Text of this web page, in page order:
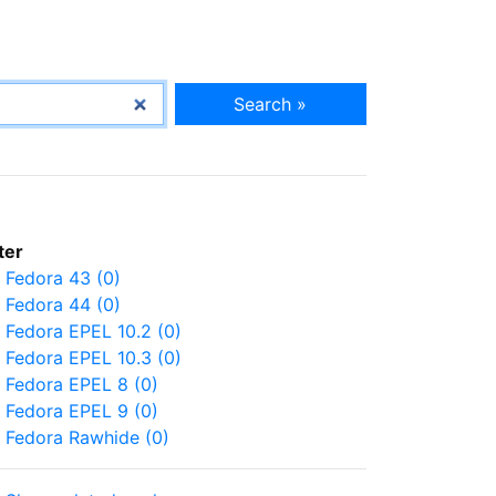
Search »
Fedora 43 (0)
Fedora 44 (0)
Fedora EPEL 10.2 (0)
Fedora EPEL 10.3 (0)
Fedora EPEL 8 (0)
Fedora EPEL 9 (0)
Fedora Rawhide (0)